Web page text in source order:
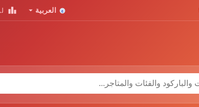
العربية arrow_drop_down
leaderboard